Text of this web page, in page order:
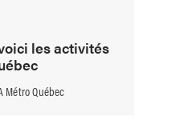
les activités
Métro Québec